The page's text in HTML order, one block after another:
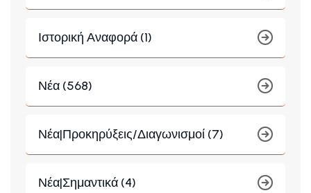
Ιστορική Αναφορά (1)
Νέα (568)
Νέα|Προκηρύξεις/Διαγωνισμοί (7)
Νέα|Σημαντικά (4)